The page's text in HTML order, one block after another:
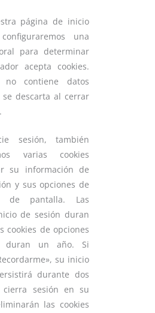
página de inicio
una
para determinar
acepta cookies.
no contiene datos
se descarta al cerrar
sesión, también
varias cookies
su información de
y sus opciones de
de pantalla. Las
de sesión duran
cookies de opciones
duran un año. Si
su inicio
durante dos
cierra sesión en su
las cookies